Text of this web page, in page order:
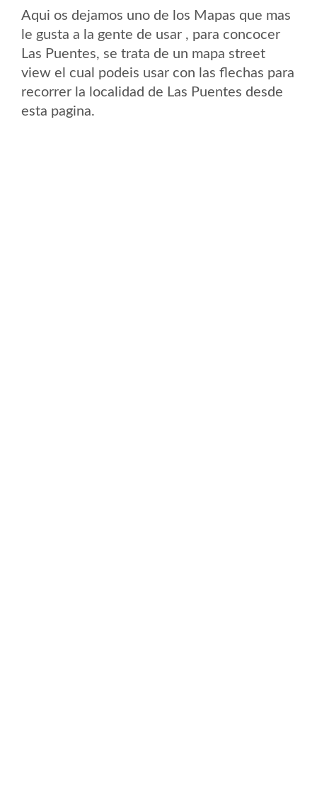
Aqui os dejamos uno de los Mapas que mas
le gusta a la gente de usar , para concocer
Las Puentes, se trata de un mapa street
view el cual podeis usar con las flechas para
recorrer la localidad de Las Puentes desde
esta pagina.